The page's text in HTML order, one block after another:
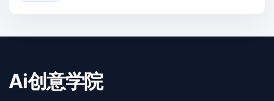
Ai创意学院